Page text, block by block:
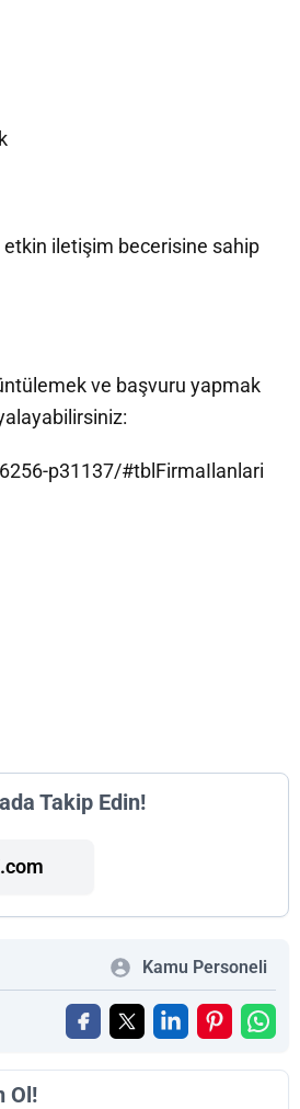
etkin iletişim becerisine sahip
ve başvuru yapmak
p31137/#tblFirmaIlanlari
Takip Edin!
Kamu Personeli
Ol!